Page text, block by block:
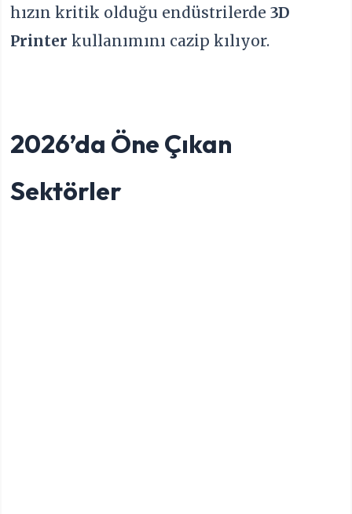
hızın kritik olduğu endüstrilerde3D
Printer kullanımını cazip kılıyor.
2026’da Öne Çıkan
Sektörler